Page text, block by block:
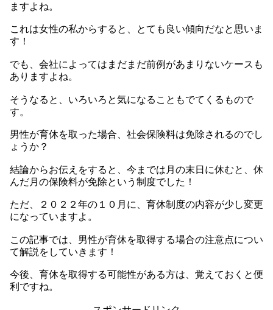
ますよね。
これは女性の私からすると、とても良い傾向だなと思いま
す！
でも、会社によってはまだまだ前例があまりないケースも
ありますよね。
そうなると、いろいろと気になることもでてくるもので
す。
男性が育休を取った場合、社会保険料は免除されるのでし
ょうか？
結論からお伝えをすると、今までは月の末日に休むと、休
んだ月の保険料が免除という制度でした！
ただ、２０２２年の１０月に、育休制度の内容が少し変更
になっていますよ。
この記事では、男性が育休を取得する場合の注意点につい
て解説をしていきます！
今後、育休を取得する可能性がある方は、覚えておくと便
利ですね。